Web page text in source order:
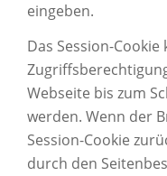
eingeben.
Das Session-
Webseite bis zum
werden. Wenn der
Session-Cookie
durch den